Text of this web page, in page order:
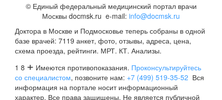
© Единый федеральный медицинский портал врачи
Москвы docmsk.ru e-mail: info@docmsk.ru
Доктора в Москве и Подмосковье теперь собраны в одной
базе врачей: 7119 анкет, фото, отзывы, адреса, цена,
схема проезда, рейтинги. МРТ. КТ. Анализы.
1 8 + Имеются противопоказания. Проконсультируйтесь
со специалистом, позвоните нам: +7 (499) 519-35-52 Вся
информация на портале носит информационный
характер. Все права защищены. Не является публичной